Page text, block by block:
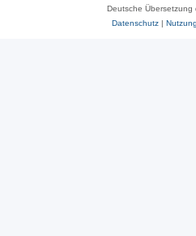
Deutsche Übersetzung
Datenschutz|